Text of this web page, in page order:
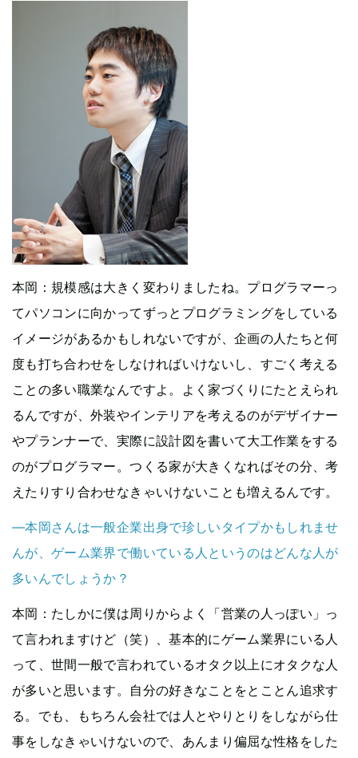
本岡 ：規模感は大きく変わりましたね。プログラマーっ
てパソコンに向かってずっとプログラミングをしている
イメージがあるかもしれないですが、企画の人たちと何
度も打ち合わせをしなければいけないし、すごく考える
ことの多い職業なんですよ。よく家づくりにたとえられ
るんですが、外装やインテリアを考えるのがデザイナー
やプランナーで、実際に設計図を書いて大工作業をする
のがプログラマー。つくる家が大きくなればその分、考
えたりすり合わせなきゃいけないことも増えるんです。
—本岡さんは一般企業出身で珍しいタイプかもしれませ
んが、ゲーム業界で働いている人というのはどんな人が
多いんでしょうか？
本岡 ：たしかに僕は周りからよく「営業の人っぽい」っ
て言われますけど（笑）、基本的にゲーム業界にいる人
って、世間一般で言われているオタク以上にオタクな人
が多いと思います。自分の好きなことをとことん追求す
る。でも、もちろん会社では人とやりとりをしながら仕
事をしなきゃいけないので、あんまり偏屈な性格をした